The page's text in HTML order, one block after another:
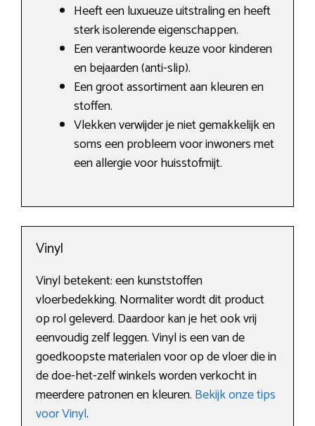
Heeft een luxueuze uitstraling en heeft
sterk isolerende eigenschappen.
Een verantwoorde keuze voor kinderen
en bejaarden (anti-slip).
Een groot assortiment aan kleuren en
stoffen.
Vlekken verwijder je niet gemakkelijk en
soms een probleem voor inwoners met
een allergie voor huisstofmijt.
Vinyl
Vinyl betekent: een kunststoffen
vloerbedekking. Normaliter wordt dit product
op rol geleverd. Daardoor kan je het ook vrij
eenvoudig zelf leggen. Vinyl is een van de
goedkoopste materialen voor op de vloer die in
de doe-het-zelf winkels worden verkocht in
meerdere patronen en kleuren. Bekijk onze tips
voor Vinyl.